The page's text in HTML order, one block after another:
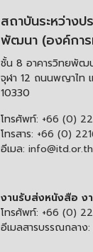
สถาบันระหว่างป
พัฒนา (องค์การ
ชั้น 8 อาคารวิทยพัฒ
จุฬา 12 ถนนพญาไท
10330
โทรศัพท์: +66 (0)
โทรสาร: +66 (0)
อีเมล: info@itd.or.th
งานรับส่งหนังสือ ง
โทรศัพท์: +66 (0)
อีเมลสารบรรณกลาง: